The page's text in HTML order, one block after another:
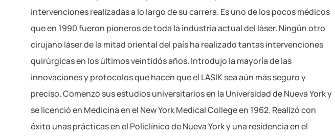
intervenciones realizadas a lo largo de su carrera. Es uno de los pocos médicos
que en 1990 fueron pioneros de toda la industria actual del láser. Ningún otro
cirujano láser de la mitad oriental del país ha realizado tantas intervenciones
quirúrgicas en los últimos veintidós años. Introdujo la mayoría de las
innovaciones y protocolos que hacen que el LASIK sea aún más seguro y
preciso. Comenzó sus estudios universitarios en la Universidad de Nueva York y
se licenció en Medicina en el New York Medical College en 1962. Realizó con
éxito unas prácticas en el Policlínico de Nueva York y una residencia en el